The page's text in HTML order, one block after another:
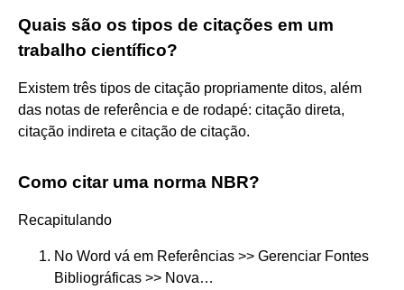
Quais são os tipos de citações em um
trabalho científico?
Existem três tipos de citação propriamente ditos, além
das notas de referência e de rodapé: citação direta,
citação indireta e citação de citação.
Como citar uma norma NBR?
Recapitulando
No Word vá em Referências >> Gerenciar Fontes
Bibliográficas >> Nova…